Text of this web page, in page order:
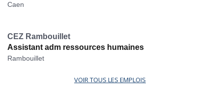
Caen
CEZ Rambouillet
Assistant adm ressources humaines
Rambouillet
VOIR TOUS LES EMPLOIS